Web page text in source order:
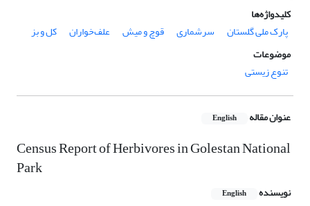
کلیدواژه‌ها
پارک ملی گلستان
سرشماری قوچ و میش علف‌خواران
کل و بز
موضوعات
تنوع زیستی
عنوان مقاله English
Census Report of Herbivores in Golestan National
Park
نویسنده English